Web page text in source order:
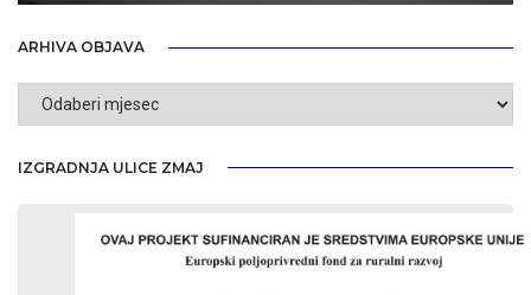
ARHIVA OBJAVA
Arhiva
objava
IZGRADNJA ULICE ZMAJ